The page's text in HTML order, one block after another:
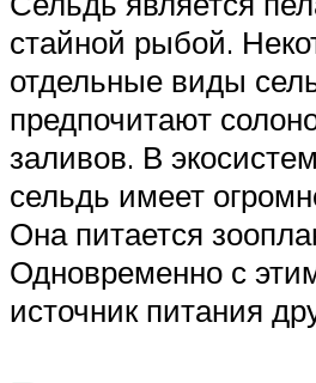
стайной рыбой.
отдельные виды
предпочитают
заливов. В
сельдь имеет
Она питается
Одновременно с
источник питания